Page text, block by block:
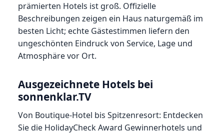
prämierten Hotels ist groß. Offizielle
Beschreibungen zeigen ein Haus naturgemäß im
besten Licht; echte Gästestimmen liefern den
ungeschönten Eindruck von Service, Lage und
Atmosphäre vor Ort.
Ausgezeichnete Hotels bei
sonnenklar.TV
Von Boutique-Hotel bis Spitzenresort: Entdecken
Sie die HolidayCheck Award Gewinnerhotels und